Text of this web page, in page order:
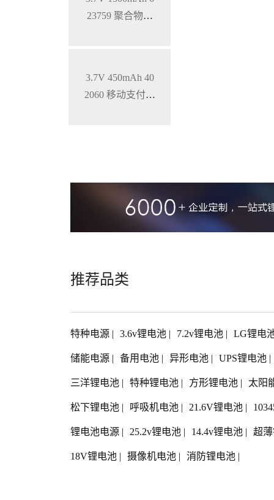
23759 聚合物锂
3.7V 450mAh 40
2060 移动支付终
推荐品类
特种电源 | 3.6v锂电池 | 7.2v锂电池 | LG锂电
储能电源 | 备用电池 | 异形电池 | UPS锂电池 |
三洋锂电池 | 特种锂电池 | 方形锂电池 | 太阳
松下锂电池 | 呼吸机电池 | 21.6V锂电池 |
锂电池电源 | 25.2v锂电池 | 14.4v锂电池 | 超
18V锂电池 | 摄像机电池 | 消防锂电池 |